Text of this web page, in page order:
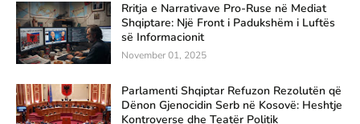
Rritja e Narrativave Pro-Ruse në Mediat
Shqiptare: Një Front i Padukshëm i Luftës
së Informacionit
November 01, 2025
Parlamenti Shqiptar Refuzon Rezolutën që
Dënon Gjenocidin Serb në Kosovë: Heshtje
Kontroverse dhe Teatër Politik